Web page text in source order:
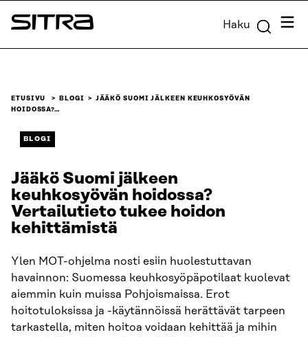
Siirry
suoraan
Sitra Haku
ETUSIVU BLOGI
JÄÄKÖ SUOMI JÄLKEEN KEUHKOSYÖVÄN
HOIDOSSA?…
BLOGI
Jääkö Suomi jälkeen
keuhkosyövän hoidossa?
Vertailutieto tukee hoidon
kehittämistä
Ylen MOT-ohjelma nosti esiin huolestuttavan
havainnon: Suomessa keuhkosyöpäpotilaat kuolevat
aiemmin kuin muissa Pohjoismaissa. Erot
hoitotuloksissa ja -käytännöissä herättävät tarpeen
tarkastella, miten hoitoa voidaan kehittää ja mihin